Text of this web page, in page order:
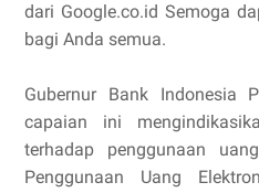
dari Google.co.id Semoga
bagi Anda semua.
Gubernur Bank Indonesia
capaian ini
terhadap penggunaan
Penggunaan Uang